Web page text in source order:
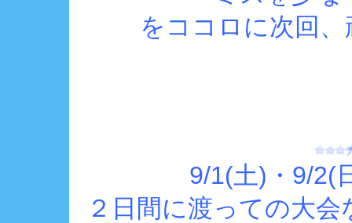
をココロに次回
☆☆☆チームの皆
9/1(土)・9/2(
２日間に渡っての大